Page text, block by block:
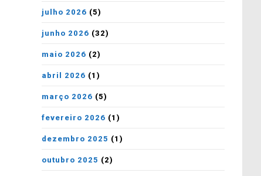
julho 2026 (5)
junho 2026 (32)
maio 2026 (2)
abril 2026 (1)
março 2026 (5)
fevereiro 2026 (1)
dezembro 2025 (1)
outubro 2025 (2)